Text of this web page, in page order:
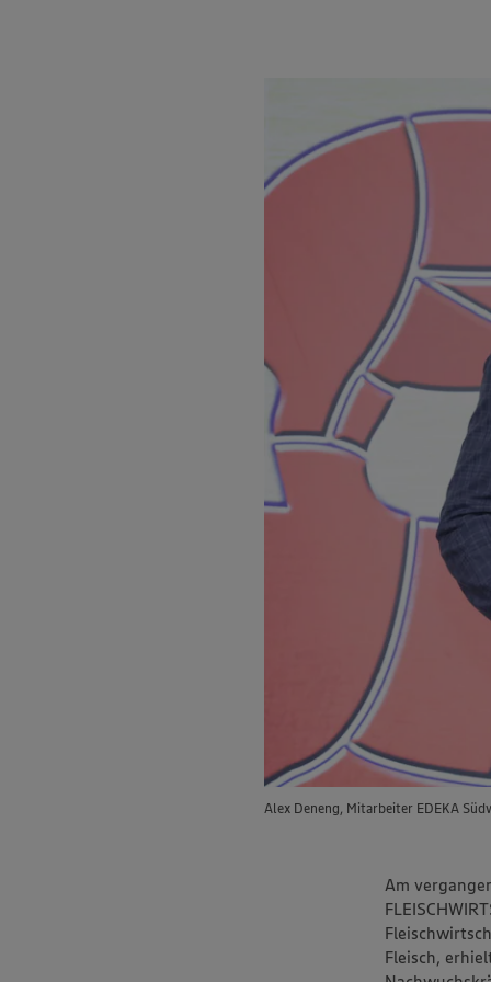
Alex Deneng, Mitarbeiter EDEKA
Am
Fleisch,